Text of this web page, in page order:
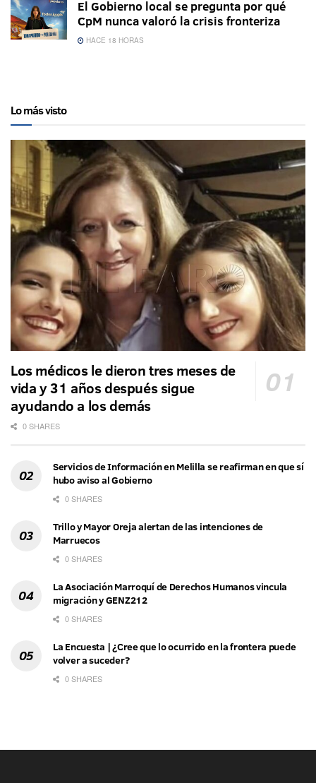
El Gobierno local se pregunta por qué
CpM nunca valoró la crisis fronteriza
HACE 18 HORAS
Lo más visto
Los médicos le dieron tres meses de
vida y 31 años después sigue
ayudando a los demás
0 SHARES
Servicios de Información en Melilla se reafirman en que sí
hubo aviso al Gobierno
0 SHARES
Trillo y Mayor Oreja alertan de las intenciones de
Marruecos
0 SHARES
La Asociación Marroquí de Derechos Humanos vincula
migración y GENZ212
0 SHARES
La Encuesta | ¿Cree que lo ocurrido en la frontera puede
volver a suceder?
0 SHARES